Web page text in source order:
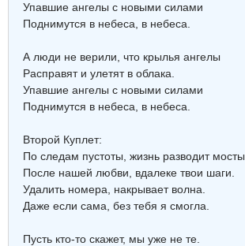
Упавшие ангелы с новыми силами
Поднимутся в небеса, в небеса.
А люди не верили, что крылья ангелы
Расправят и улетят в облака.
Упавшие ангелы с новыми силами
Поднимутся в небеса, в небеса.
Второй Куплет:
По следам пустоты, жизнь разводит мосты
После нашей любви, вдалеке твои шаги.
Удалить номера, накрывает волна.
Даже если сама, без тебя я смогла.
Пусть кто-то скажет, мы уже не те.